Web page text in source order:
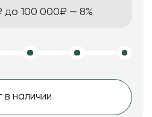
до 100 000₽ — 8%
в наличии